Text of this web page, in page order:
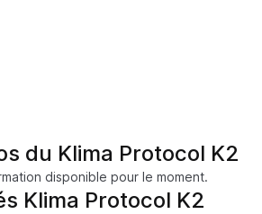
du Klima Protocol K2
disponible pour le moment.
Klima Protocol K2